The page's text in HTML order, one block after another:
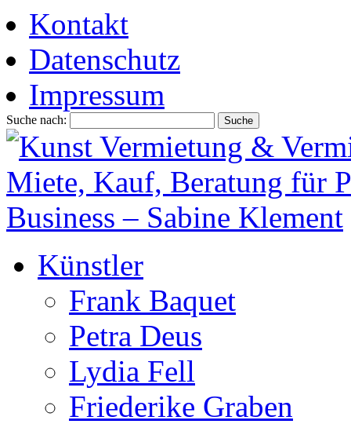
Kontakt
Datenschutz
Impressum
Suche nach:
Künstler
Frank Baquet
Petra Deus
Lydia Fell
Friederike Graben